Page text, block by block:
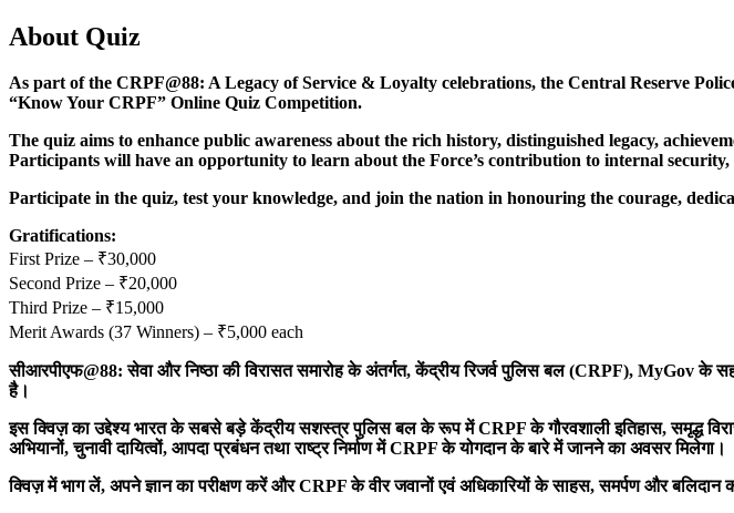
About Quiz
As part of the CRPF@88: A Legacy of Service & Loyalty celebrations, the Central Reserve
“Know Your CRPF” Online Quiz Competition.
The quiz aims to enhance public awareness about the rich history, distinguished legacy,
Participants will have an opportunity to learn about the Force’s contribution to internal
Participate in the quiz, test your knowledge, and join the nation in honouring the courage,
Gratifications:
First Prize – ₹30,000
Second Prize – ₹20,000
Third Prize – ₹15,000
Merit Awards (37 Winners) – ₹5,000 each
सीआरपीएफ@88:सेवा और निष्ठा की विरासत समारोह के अंतर्गत,केंद्रीय रिजर्व पुलिस बल (CRPF), MyGovके
है।
इस क्विज़ का उद्देश्य भारत के सबसे बड़े केंद्रीय सशस्त्र पुलिस बल के रूप मेंCRPFके गौरवशाली इतिहास,समृद्ध
अभियानों,चुनावी दायित्वों, आपदा प्रबंधन तथा राष्ट्र निर्माण मेंCRPFके योगदान के बारे में जानने का अवसर मिलेगा।
क्विज़ में भाग लें, अपने ज्ञान का परीक्षण करें औरCRPFके वीर जवानों एवं अधिकारियों के साहस,समर्पण और बलिदान